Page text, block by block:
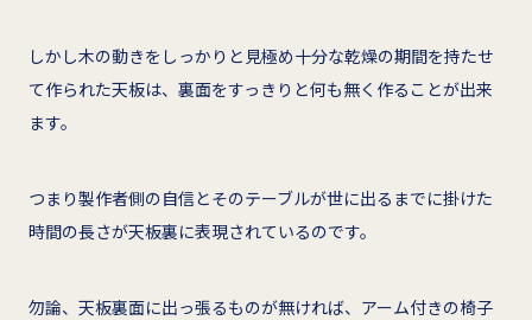
しかし木の動きをしっかりと見極め十分な乾燥の期間を持たせ
て作られた天板は、裏面をすっきりと何も無く作ることが出来
ます。
つまり製作者側の自信とそのテーブルが世に出るまでに掛けた
時間の長さが天板裏に表現されているのです。
勿論、天板裏面に出っ張るものが無ければ、アーム付きの椅子